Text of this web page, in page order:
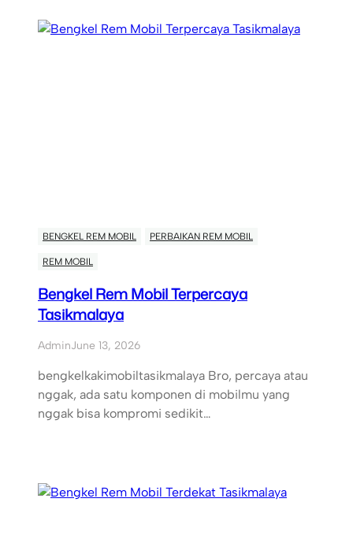
BENGKEL REM MOBIL PERBAIKAN REM MOBIL
REM MOBIL
Bengkel Rem Mobil Terpercaya
Tasikmalaya
AdminJune 13, 2026
bengkelkakimobiltasikmalaya Bro, percaya atau
nggak, ada satu komponen di mobilmu yang
nggak bisa kompromi sedikit…